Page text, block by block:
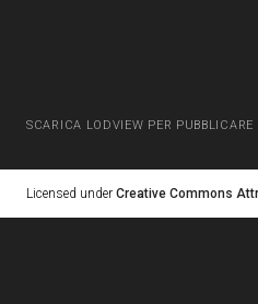
SCARICA LODVIEW PER
Licensed under Creative Commons